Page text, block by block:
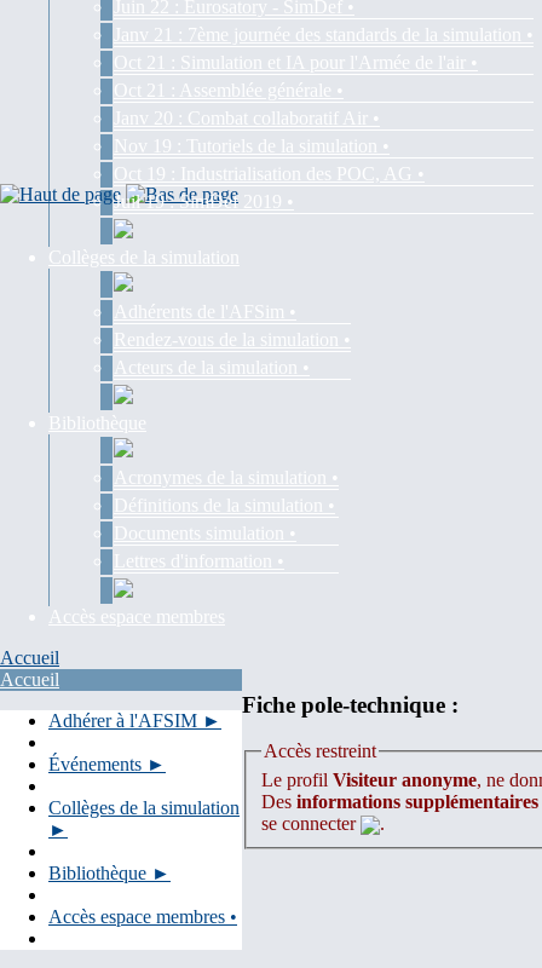
Juin 22 : Eurosatory - SimDef •
Janv 21 : 7ème journée des standards de la simulation •
Oct 21 : Simulation et IA pour l'Armée de l'air •
Oct 21 : Assemblée générale •
Janv 20 : Combat collaboratif Air •
Nov 19 : Tutoriels de la simulation •
Oct 19 : Industrialisation des POC, AG •
Juil 19 : SimDef 2019 •
Collèges de la simulation
Adhérents de l'AFSim •
Rendez-vous de la simulation •
Acteurs de la simulation •
Bibliothèque
Acronymes de la simulation •
Définitions de la simulation •
Documents simulation •
Lettres d'information •
Accès espace membres
Accueil
Accueil
Adhérer à l'AFSIM ►
Événements ►
Collèges de la simulation
►
Bibliothèque ►
Accès espace membres •
Fiche pole-technique :
Accès restreint
Le profil Visiteur anonyme, ne
Des informations supplémentaires
se connecter
.